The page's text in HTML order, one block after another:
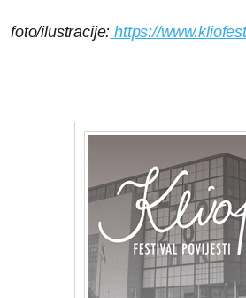
foto/ilustracije: https://